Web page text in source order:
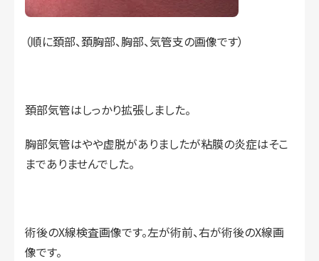
（順に頚部、頚胸部、胸部、気管支の画像です）
頚部気管はしっかり拡張しました。
胸部気管はやや虚脱がありましたが粘膜の炎症はそこ
までありませんでした。
術後のX線検査画像です。左が術前、右が術後のX線画
像です。